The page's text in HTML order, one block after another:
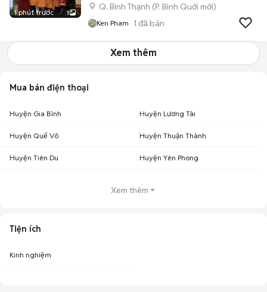
1 phút trước 1
Q. Bình Thạnh (P. Bình Quới mới)
Ken Pham 1 đã bán
Xem thêm
Mua bán điện thoại
Huyện Gia Bình Huyện Lương Tài
Huyện Quế Võ Huyện Thuận Thành
Huyện Tiên Du Huyện Yên Phong
Xem thêm
Tiện ích
Kinh nghiệm